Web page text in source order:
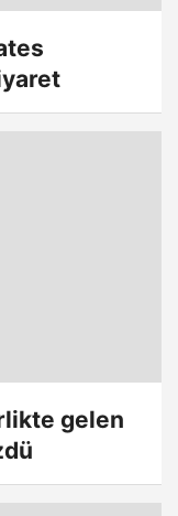
gelen